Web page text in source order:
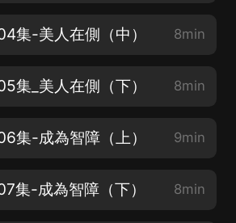
集-美人在側（中） 8min
集_美人在側（下） 8min
集-成為智障（上） 9min
集-成為智障（下） 8min